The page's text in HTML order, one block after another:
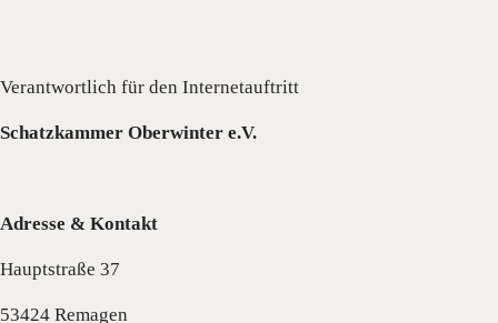
Verantwortlich für den Internetauftritt
Schatzkammer Oberwinter e.V.
Adresse & Kontakt
Hauptstraße 37
53424 Remagen